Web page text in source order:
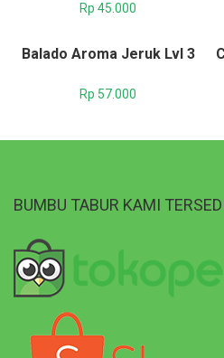
Rp 45.000
Balado Aroma Jeruk Lvl 3
Rp 57.000
BUMBU TABUR KAMI